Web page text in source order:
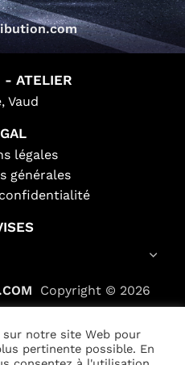
- ATELIER
Vaud
légales
générales
Copyright © 2026
notre site Web pour
pertinente possible. En